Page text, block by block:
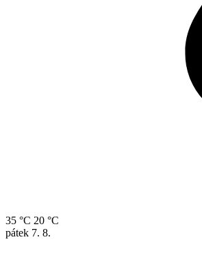
35 °C 20 °C
pátek 7. 8.